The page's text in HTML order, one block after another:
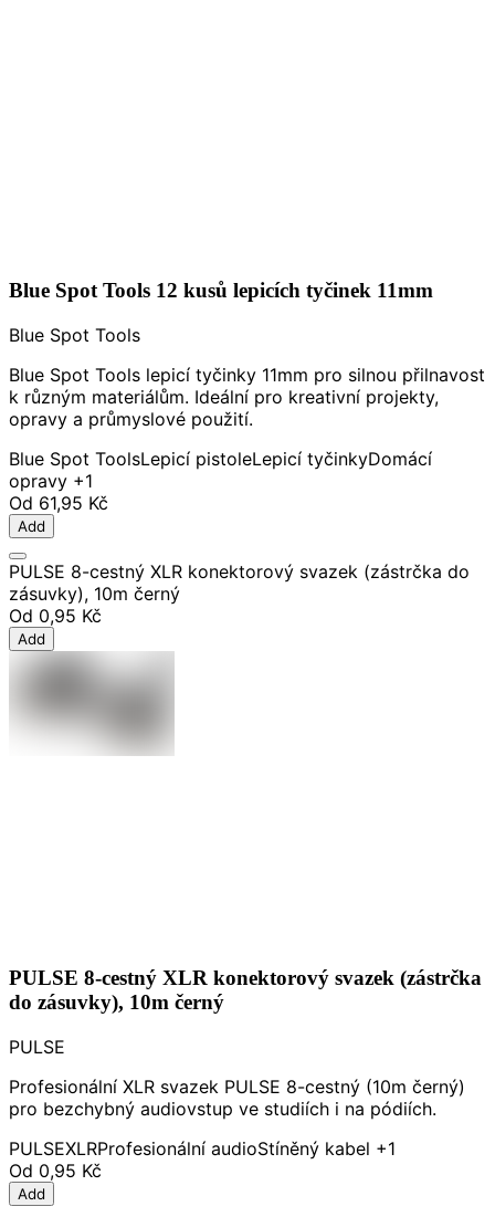
Blue Spot Tools 12 kusů lepicích tyčinek 11mm
Blue Spot Tools
Blue Spot Tools lepicí tyčinky 11mm pro silnou přilnavost
k různým materiálům. Ideální pro kreativní projekty,
opravy a průmyslové použití.
Blue Spot ToolsLepicí pistoleLepicí tyčinkyDomácí
opravy +1
Od 61,95 Kč
Add
PULSE 8-cestný XLR konektorový svazek (zástrčka do
zásuvky), 10m černý
Od 0,95 Kč
Add
PULSE 8-cestný XLR konektorový svazek (zástrčka
do zásuvky), 10m černý
PULSE
Profesionální XLR svazek PULSE 8-cestný (10m černý)
pro bezchybný audiovstup ve studiích i na pódiích.
PULSEXLRProfesionální audioStíněný kabel +1
Od 0,95 Kč
Add